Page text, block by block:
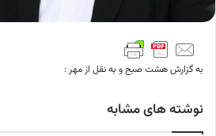
به گزارش هشت صبح و به نقل از مهر :
نوشته های مشابه